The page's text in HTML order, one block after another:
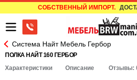
СОБСТВЕННЫЙ ИМПОРТ.
Система Найт Мебель Гербор
ПОЛКА НАЙТ 160 ГЕРБОР
Характеристики
Описание Отзывы: